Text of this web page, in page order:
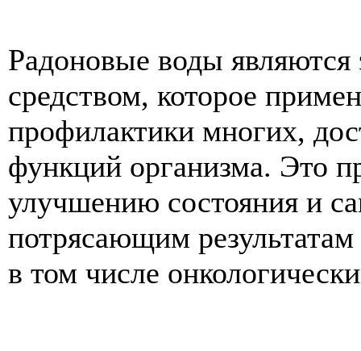
Радоновые воды
средством, которое
профилактики многих,
функций организма. Это
улучшению состояния и
потрясающим
в том числе